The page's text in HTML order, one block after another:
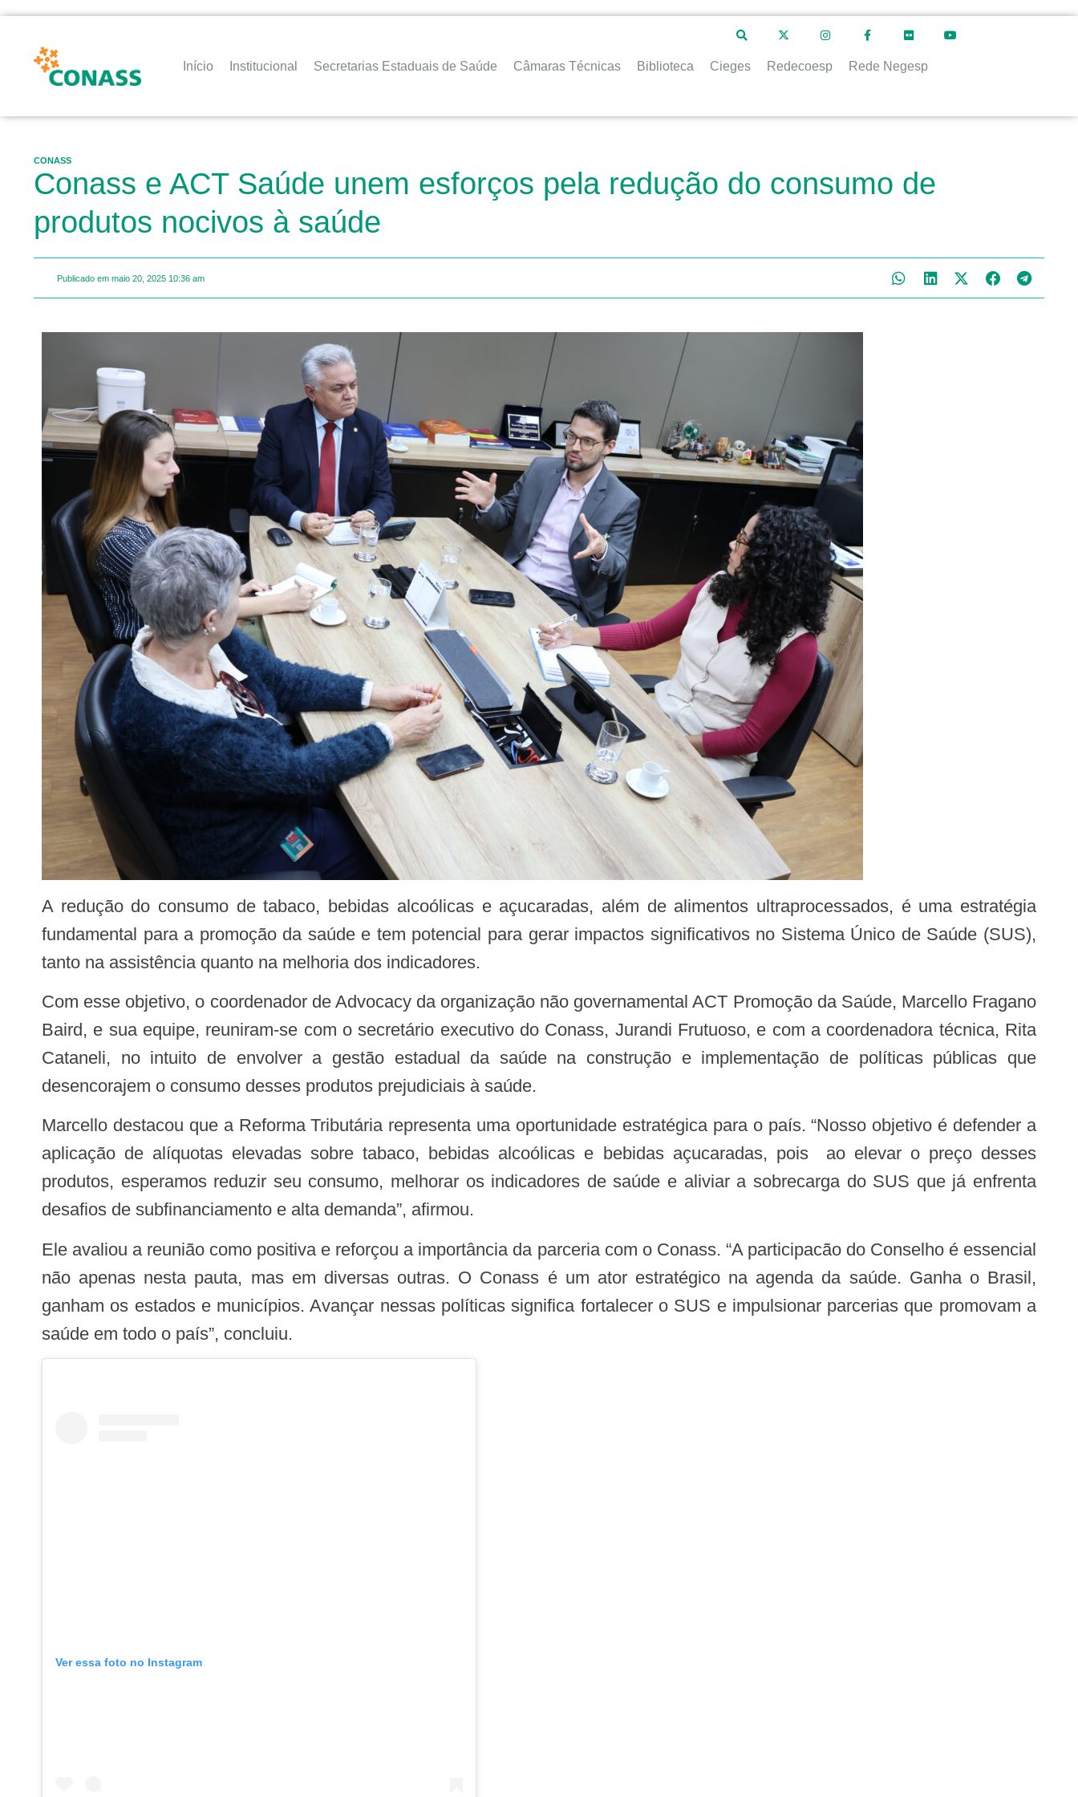
Início Institucional Secretarias Estaduais de Saúde Câmaras Técnicas Biblioteca Cieges Redecoesp Rede Negesp
CONASS
Conass e ACT Saúde unem esforços pela redução do consumo de
produtos nocivos à saúde
Publicado em maio 20, 2025 10:36 am
A redução do consumo de tabaco, bebidas alcoólicas e açucaradas, além de alimentos ultraprocessados, é uma estratégia
fundamental para a promoção da saúde e tem potencial para gerar impactos significativos no Sistema Único de Saúde (SUS),
tanto na assistência quanto na melhoria dos indicadores.
Com esse objetivo, o coordenador de Advocacy da organização não governamental ACT Promoção da Saúde, Marcello Fragano
Baird, e sua equipe, reuniram-se com o secretário executivo do Conass, Jurandi Frutuoso, e com a coordenadora técnica, Rita
Cataneli, no intuito de envolver a gestão estadual da saúde na construção e implementação de políticas públicas que
desencorajem o consumo desses produtos prejudiciais à saúde.
Marcello destacou que a Reforma Tributária representa uma oportunidade estratégica para o país. “Nosso objetivo é defender a
aplicação de alíquotas elevadas sobre tabaco, bebidas alcoólicas e bebidas açucaradas, pois ao elevar o preço desses
produtos, esperamos reduzir seu consumo, melhorar os indicadores de saúde e aliviar a sobrecarga do SUS que já enfrenta
desafios de subfinanciamento e alta demanda”, afirmou.
Ele avaliou a reunião como positiva e reforçou a importância da parceria com o Conass. “A participacão do Conselho é essencial
não apenas nesta pauta, mas em diversas outras. O Conass é um ator estratégico na agenda da saúde. Ganha o Brasil,
ganham os estados e municípios. Avançar nessas políticas significa fortalecer o SUS e impulsionar parcerias que promovam a
saúde em todo o país”, concluiu.
Ver essa foto no Instagram